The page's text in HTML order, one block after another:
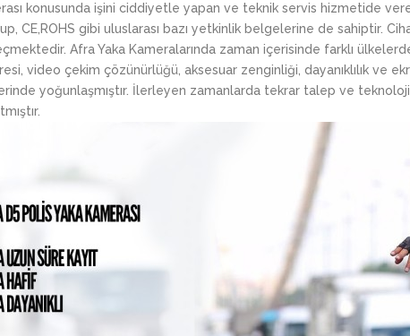
konusunda işini ciddiyetle yapan ve teknik servis hizmetide
CE,ROHS gibi uluslarası bazı yetkinlik belgelerine de sahiptir.
Afra Yaka Kameralarında zaman içerisinde farklı
video çekim çözünürlüğü, aksesuar zenginliği, dayanıklılık ve
yoğunlaşmıştır. İlerleyen zamanlarda tekrar talep ve